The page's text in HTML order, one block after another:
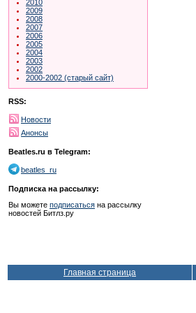
2010
2009
2008
2007
2006
2005
2004
2003
2002
2000-2002 (старый сайт)
RSS:
Новости
Анонсы
Beatles.ru в Telegram:
beatles_ru
Подписка на рассылку:
Вы можете подписаться на рассылку
новостей Битлз.ру
Главная страница